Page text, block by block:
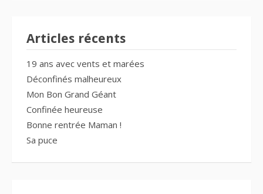
Articles récents
19 ans avec vents et marées
Déconfinés malheureux
Mon Bon Grand Géant
Confinée heureuse
Bonne rentrée Maman !
Sa puce